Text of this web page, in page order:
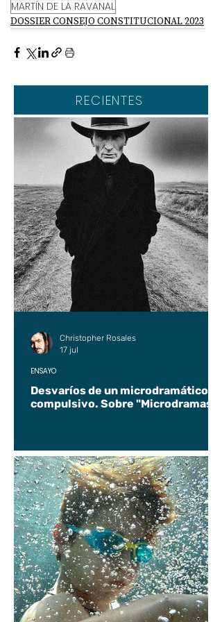
MARTÍN DE LA RAVANAL
DOSSIER CONSEJO CONSTITUCIONAL 2023
RECIENTES
Desvaríos de un microdramático
compulsivo. Sobre "Microdramas".
ENSAYO
Christopher Rosales
17 jul